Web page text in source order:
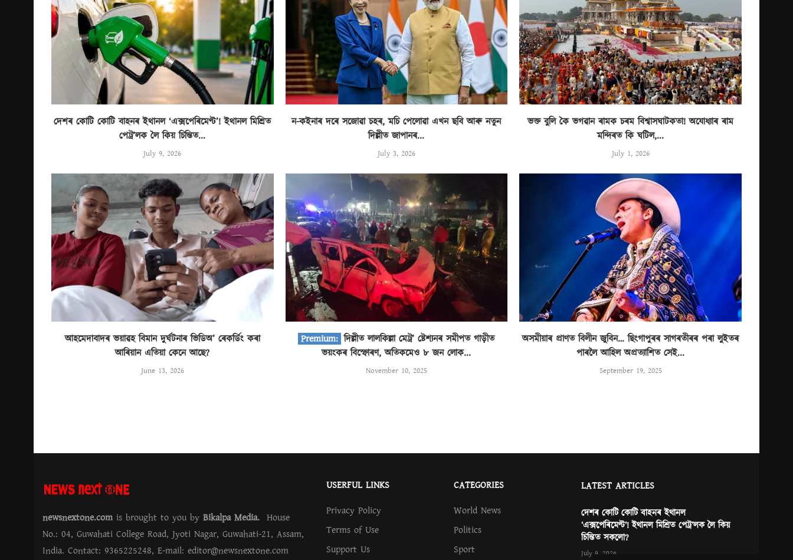
দেশৰ কোটি কোটি বাহনৰ ইথানল ‘এক্সপেৰিমেণ্ট’! ইথানল মিশ্ৰিত
পেট্ৰ’লক লৈ কিয় চিন্তিত...
July 9, 2026
ন-কইনাৰ দৰে সজোৱা চহৰ, মচি পেলোৱা এখন ছবি আৰু নতুন
দিল্লীত জাপানৰ...
July 3, 2026
ভক্ত বুলি কৈ ভগৱান ৰামক চৰম বিশ্বাসঘাটকতা! অযোধ্যাৰ ৰাম
মন্দিৰত কি ঘটিল,...
July 1, 2026
আহমেদাবাদৰ ভয়াৱহ বিমান দুৰ্ঘটনাৰ ভিডিঅ’ ৰেকৰ্ডিং কৰা
আৰিয়ান এতিয়া কেনে আছে?
June 13, 2026
দিল্লীত লালকিল্লা মেট্ৰ’ ষ্টেশ্যনৰ সমীপত গাড়ীত
ভয়ংকৰ বিস্ফোৰণ, অতিকমেও ৮ জন লোক...
November 10, 2025
অসমীয়াৰ প্ৰাণত বিলীন জুবিন… ছিংগাপুৰৰ সাগৰতীৰৰ পৰা লুইতৰ
পাৰলৈ আহিল অপ্ৰত্যাশিত সেই...
September 19, 2025
newsnextone.com is brought to you by Bikalpa Media. House
No.: 04, Guwahati College Road, Jyoti Nagar, Guwahati-21, Assam,
India. Contact: 9365225248, E-mail: editor@newsnextone.com
USERFUL LINKS
Privacy Policy
Terms of Use
Support Us
CATEGORIES
World News
Politics
Sport
LATEST ARTICLES
দেশৰ কোটি কোটি বাহনৰ ইথানল
‘এক্সপেৰিমেণ্ট’! ইথানল মিশ্ৰিত পেট্ৰ’লক লৈ কিয়
চিন্তিত সকলো?
July 9, 2026